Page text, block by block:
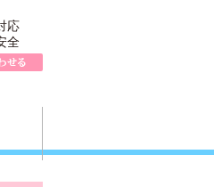
年中無休）営業時間AM9:00～
応
全